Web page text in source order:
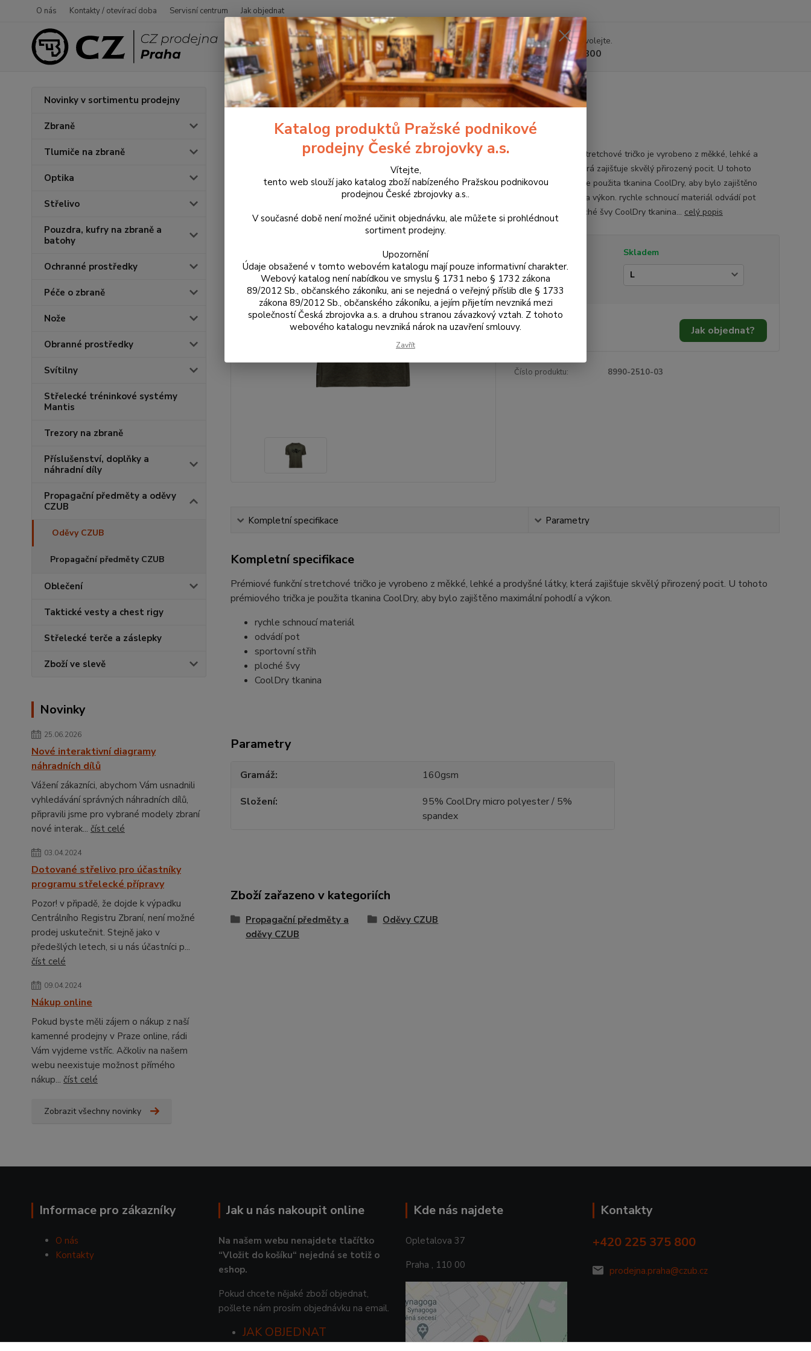
O nás Kontakty / otevírací doba Servisní centrum Jak objednat
Hledat Nevíte si rady? Zavolejte.
+420 225 375 800
Novinky v sortimentu prodejny
Zbraně
Tlumiče na zbraně
Optika
Střelivo
Pouzdra, kufry na zbraně a
batohy
Ochranné prostředky
Péče o zbraně
Nože
Obranné prostředky
Svítilny
Střelecké tréninkové systémy
Mantis
Trezory na zbraně
Příslušenství, doplňky a
náhradní díly
Propagační předměty a oděvy
CZUB
Oděvy CZUB
Propagační předměty CZUB
Oblečení
Taktické vesty a chest rigy
Střelecké terče a záslepky
Zboží ve slevě
Novinky
25.06.2026
Nové interaktivní diagramy
náhradních dílů
Vážení zákazníci, abychom Vám usnadnili
vyhledávání správných náhradních dílů,
připravili jsme pro vybrané modely zbraní
nové interak... číst celé
03.04.2024
Dotované střelivo pro účastníky
programu střelecké přípravy
Pozor! v připadě, že dojde k výpadku
Centrálního Registru Zbraní, není možné
prodej uskutečnit. Stejně jako v
předešlých letech, si u nás účastníci p...
číst celé
09.04.2024
Nákup online
Pokud byste měli zájem o nákup z naší
kamenné prodejny v Praze online, rádi
Vám vyjdeme vstříc. Ačkoliv na našem
webu neexistuje možnost přímého
nákup... číst celé
Zobrazit všechny novinky
Úvod Propagační předměty a oděvy CZUB Oděvy CZUB Triko CZ Bren 3 Mud Happens
Triko CZ Bren 3 Mud Happens
Prémiové funkční stretchové tričko je vyrobeno z měkké, lehké a
prodyšné látky, která zajišťuje skvělý přirozený pocit. U tohoto
prémiového trička je použita tkanina CoolDry, aby bylo zajištěno
maximální pohodlí a výkon. rychle schnoucí materiál odvádí pot
sportovní střih ploché švy CoolDry tkanina... celý popis
Skladem
Velikost
920 Kč Jak objednat?
Číslo produktu: 8990-2510-03
Kompletní specifikace Parametry
Kompletní specifikace
Prémiové funkční stretchové tričko je vyrobeno z měkké, lehké a prodyšné látky, která zajišťuje skvělý přirozený pocit. U tohoto
prémiového trička je použita tkanina CoolDry, aby bylo zajištěno maximální pohodlí a výkon.
rychle schnoucí materiál
odvádí pot
sportovní střih
ploché švy
CoolDry tkanina
Parametry
Gramáž
160gsm
Složení
95% CoolDry micro polyester / 5%
spandex
Zboží zařazeno v kategoriích
Propagační předměty a
oděvy CZUB
Oděvy CZUB
Informace pro zákazníky
O nás
Kontakty
Jak u nás nakoupit online
Na našem webu nenajdete tlačítko
“Vložit do košíku“ nejedná se totiž o
eshop.
Pokud chcete nějaké zboží objednat,
pošlete nám prosím objednávku na email.
JAK OBJEDNAT
Kde nás najdete
Opletalova 37
Praha , 110 00
Kontakty
+420 225 375 800
prodejna.praha@czub.cz
Katalog produktů Pražské podnikové
prodejny České zbrojovky a.s.
Vítejte,
tento web slouží jako katalog zboží nabízeného Pražskou podnikovou
prodejnou České zbrojovky a.s..
V současné době není možné učinit objednávku, ale můžete si prohlédnout
sortiment prodejny.
Upozornění
Údaje obsažené v tomto webovém katalogu mají pouze informativní charakter.
Webový katalog není nabídkou ve smyslu § 1731 nebo § 1732 zákona
89/2012 Sb., občanského zákoníku, ani se nejedná o veřejný příslib dle § 1733
zákona 89/2012 Sb., občanského zákoníku, a jejím přijetím nevzniká mezi
společností Česká zbrojovka a.s. a druhou stranou závazkový vztah. Z tohoto
webového katalogu nevzniká nárok na uzavření smlouvy.
Zavřít